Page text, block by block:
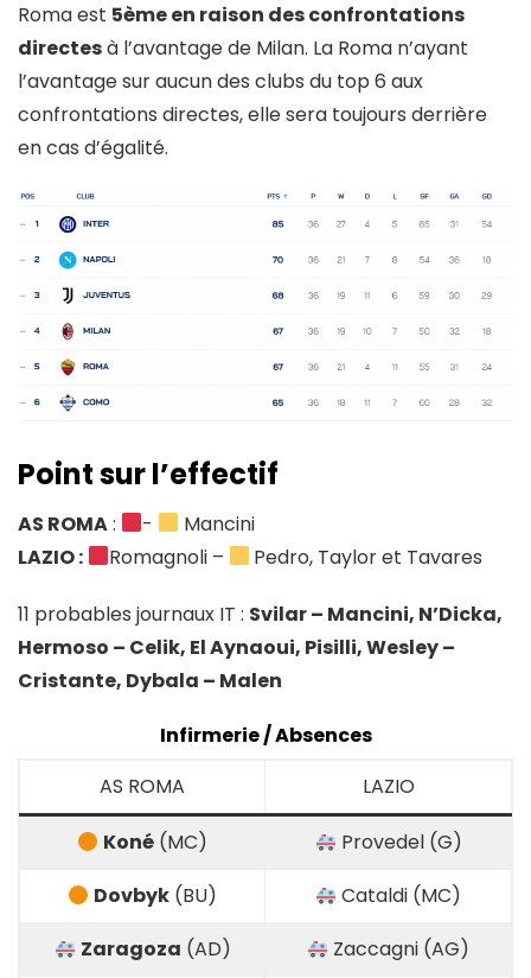
Roma est 5ème en raison des confrontations
directesà l’avantage de Milan. La Roma n’ayant
l’avantage sur aucun des clubs du top 6 aux
confrontations directes, elle sera toujours derrière
en cas d’égalité.
Point sur l’effectif
AS ROMA: -
Mancini
LAZIO :
Romagnoli – Pedro, Taylor et Tavares
11 probables journaux IT : Svilar – Mancini, N’Dicka,
Hermoso – Celik, El Aynaoui, Pisilli, Wesley –
Cristante, Dybala – Malen
Infirmerie / Absences
AS ROMA
LAZIO
Koné (MC)
Provedel (G)
Dovbyk (BU)
Cataldi (MC)
Zaragoza (AD) Zaccagni (AG)